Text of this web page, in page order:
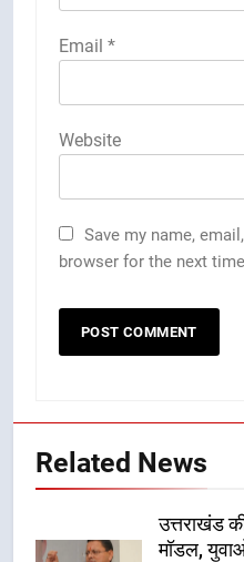
Email *
Website
Save my name,
browser for the next
Related News
उत्तराखंड
मॉडल,